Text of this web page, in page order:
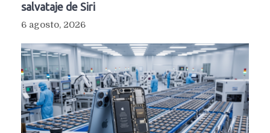
salvataje de Siri
6 agosto, 2026